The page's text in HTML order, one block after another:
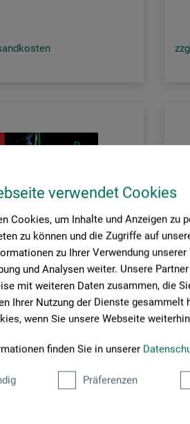
verwendet Cookies
Cookies, um Inhalte und Anzeigen zu
zu können und die Zugriffe auf
zu Ihrer Verwendung
und Analysen weiter. Unsere
mit weiteren Daten zusammen, die
Ihrer Nutzung der Dienste gesammelt
wenn Sie unsere Webseite
finden Sie in unserer
Präferenzen
Farben